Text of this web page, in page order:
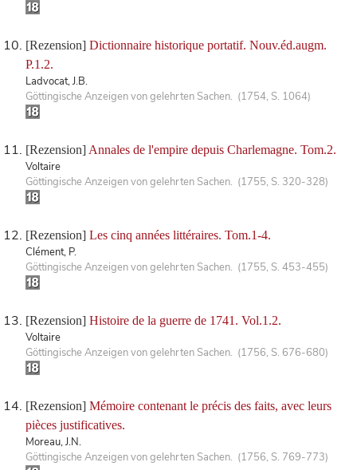
[Rezension] Dictionnaire historique portatif. Nouv.éd.augm.
P.1.2.
Ladvocat, J.B.
Göttingische Anzeigen von gelehrten Sachen. (1754, S. 1064)
[Rezension] Annales de l'empire depuis Charlemagne. Tom.2.
Voltaire
Göttingische Anzeigen von gelehrten Sachen. (1755, S. 320-328)
[Rezension] Les cinq années littéraires. Tom.1-4.
Clément, P.
Göttingische Anzeigen von gelehrten Sachen. (1755, S. 453-455)
[Rezension] Histoire de la guerre de 1741. Vol.1.2.
Voltaire
Göttingische Anzeigen von gelehrten Sachen. (1756, S. 676-680)
[Rezension] Mémoire contenant le précis des faits, avec leurs
pièces justificatives.
Moreau, J.N.
Göttingische Anzeigen von gelehrten Sachen. (1756, S. 769-773)